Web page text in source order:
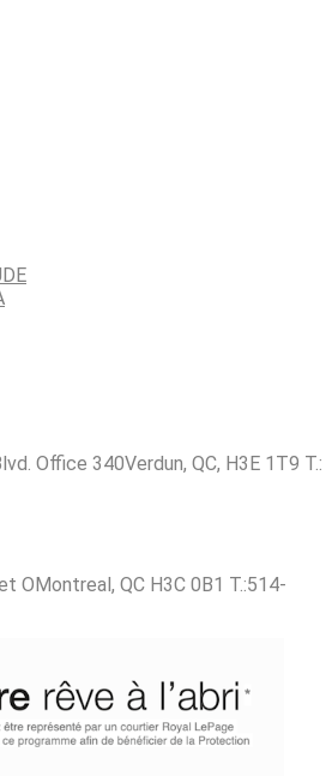
Office 340Verdun, QC, H3E 1T9 T.:
OMontreal, QC H3C 0B1 T.:514-